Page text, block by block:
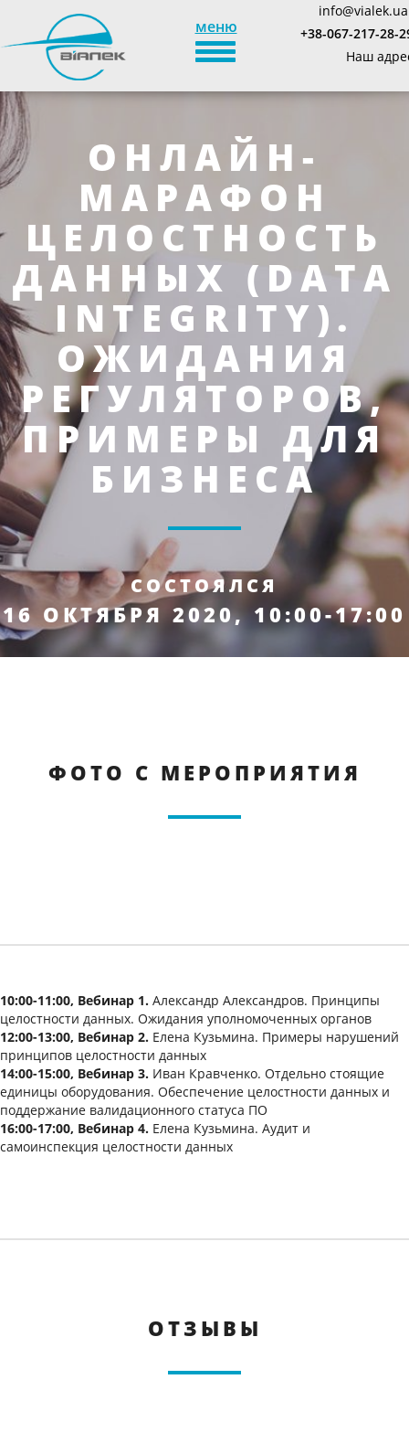
меню
TOGGLE_NAVIGATION
info@vialek.ua
+38-067-217-28-
Наш
ОНЛАЙН-
МАРАФОН
ЦЕЛОСТНОСТЬ
ДАННЫХ (DATA
INTEGRITY).
ОЖИДАНИЯ
РЕГУЛЯТОРОВ,
ПРИМЕРЫ ДЛЯ
БИЗНЕСА
СОСТОЯЛСЯ
16 ОКТЯБРЯ 2020, 10:00-17:00
ФОТО С МЕРОПРИЯТИЯ
10:00-11:00, Вебинар 1. Александр Александров. Принципы
целостности данных. Ожидания уполномоченных органов
12:00-13:00, Вебинар 2. Елена Кузьмина. Примеры нарушений
принципов целостности данных
14:00-15:00, Вебинар 3. Иван Кравченко. Отдельно стоящие
единицы оборудования. Обеспечение целостности данных и
поддержание валидационного статуса ПО
16:00-17:00, Вебинар 4. Елена Кузьмина. Аудит и
самоинспекция целостности данных
ОТЗЫВЫ